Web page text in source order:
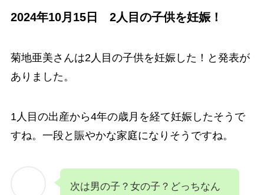
2024年10月15日 2人目の子供を妊娠！
菊地亜美さんは2人目の子供を妊娠した！と発表が
ありました。
1人目の出産から4年の歳月を経て妊娠したそうで
すね。一段と賑やかな家庭になりそうですね。
次は男の子？女の子？どっちなん